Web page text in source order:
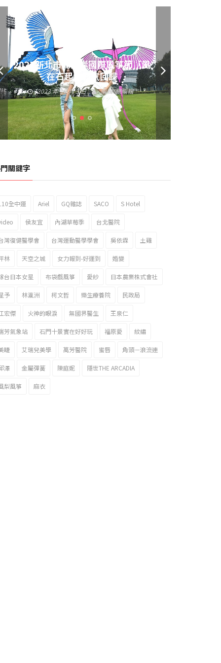
黃偉哲發放武聖夜市加碼夜市消費
券 呼籲做好登革熱防疫
2023 年 9 月 23 日 編輯:總編輯
關鍵字
全中運 Ariel GQ雜誌 SACO S Hotel
侯友宜 內湖草莓季 台北醫院
灣復健醫學會 台灣運動醫學學會 吳依霖 土雞
林 天空之城 女力報到-好運到 婚變
台日本女星 布袋戲風箏 愛紗 日本農業株式會社
予 林瀛洲 柯文哲 樂生療養院 民政局
宏傑 火神的眼淚 無國界醫生 王泉仁
芳氣象站 石門十景實在好好玩 福原愛 紋繡
睫 艾瑞兒美學 萬芳醫院 蜜唇 角頭－浪流連
澤 金屬彈簧 陳庭妮 隱世THE ARCADIA
梨風箏 麻衣